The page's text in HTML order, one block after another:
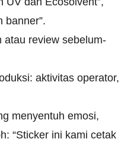
banner”.
atau review sebelum-
aktivitas operator,
menyentuh emosi,
“Sticker ini kami cetak